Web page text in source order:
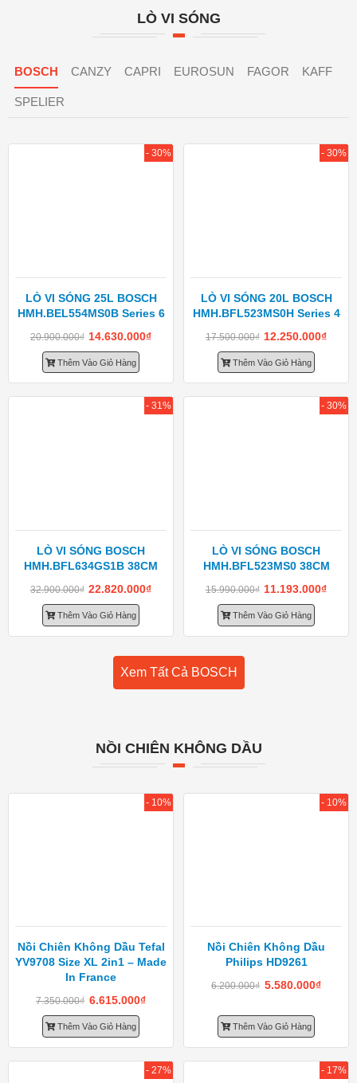
LÒ VI SÓNG
BOSCH CANZY CAPRI EUROSUN FAGOR KAFF
SPELIER
LÒ VI SÓNG 25L BOSCH
HMH.BEL554MS0B Series 6
20.900.000₫ 14.630.000₫
Thêm Vào Giỏ Hàng
- 30%
LÒ VI SÓNG 20L BOSCH
HMH.BFL523MS0H Series 4
17.500.000₫ 12.250.000₫
Thêm Vào Giỏ Hàng
- 30%
LÒ VI SÓNG BOSCH
HMH.BFL634GS1B 38CM
32.900.000₫ 22.820.000₫
Thêm Vào Giỏ Hàng
- 31%
LÒ VI SÓNG BOSCH
HMH.BFL523MS0 38CM
15.990.000₫ 11.193.000₫
Thêm Vào Giỏ Hàng
- 30%
Xem Tất Cả BOSCH
NỒI CHIÊN KHÔNG DẦU
Nồi Chiên Không Dầu Tefal
YV9708 Size XL 2in1 – Made
In France
7.350.000₫ 6.615.000₫
Thêm Vào Giỏ Hàng
- 10%
Nồi Chiên Không Dầu
Philips HD9261
6.200.000₫ 5.580.000₫
Thêm Vào Giỏ Hàng
- 10%
- 27% - 17%